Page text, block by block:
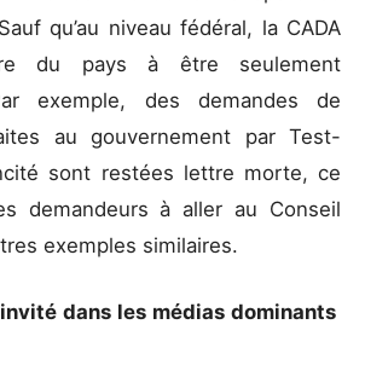
qu’au niveau fédéral, la CADA
du pays à être seulement
exemple, des demandes de
au gouvernement par Test-
sont restées lettre morte, ce
demandeurs à aller au Conseil
exemples similaires.
dans les médias dominants